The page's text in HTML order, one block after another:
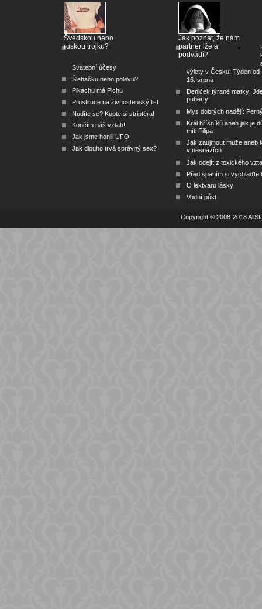
Švédskou nebo
ruskou trojku?
Svatební účesy
Šlehačku nebo polevu?
Pikachu má Pichu
Prostituce na živnostenský list
Nudíte se? Kupte si striptéra!
Končím náš vztah!
Jak jsme honili UFO
Jak dlouho trvá správný sex?
Jak poznat, že nám
partner lže a
podvádí?
výlety v Česku: Týden od
16. srpna
Deniček týrané matky:
puberty!
Mys dobrých nadějí:
Král hříšníků aneb jak je
míti Filipa
Jak zaujmout muže aneb
v nesnázích
Jak odejít z toxického
Před spaním si vychlaďte
O lektvaru lásky
Vodní půst
Copyright © 2008-2018